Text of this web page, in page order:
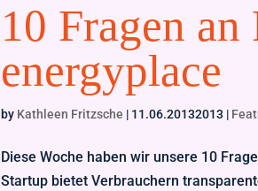
10 Fragen
energyplace
by Kathleen Fritzsche | 11.06.20132013 |
Diese Woche haben wir unsere 10
Startup bietet Verbrauchern